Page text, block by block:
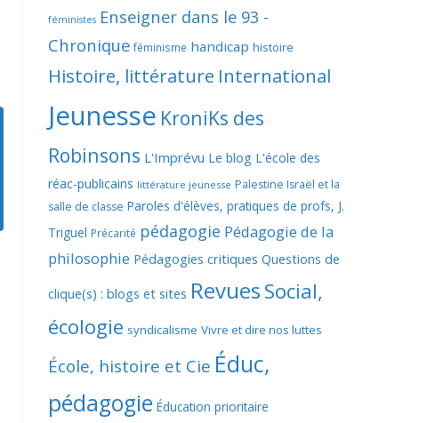
féministes Enseigner dans le 93 -
Chronique féminisme handicap histoire
Histoire, littérature International
Jeunesse KroniKs des
Robinsons L'Imprévu Le blog L'école des
réac-publicains littérature jeunesse Palestine Israël et la
salle de classe Paroles d'élèves, pratiques de profs, J.
Triguel Précarité pédagogie Pédagogie de la
philosophie Pédagogies critiques Questions de
clique(s) : blogs et sites RevuesSocial,
écologie syndicalisme Vivre et dire nos luttes
École, histoire et Cie Éduc,
pédagogie Éducation prioritaire